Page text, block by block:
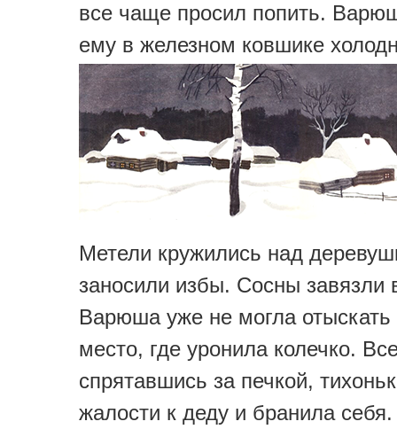
все чаще просил попить.
ему в железном ковшике
Метели кружились над
заносили избы. Сосны завязли
Варюша уже не могла отыскать
место, где уронила колечко.
спрятавшись за печкой,
жалости к деду и бранила себя.